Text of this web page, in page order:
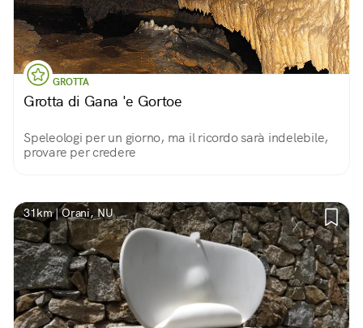
GROTTA
Grotta di Gana 'e Gortoe
Speleologi per un giorno, ma il ricordo sarà indelebile,
provare per credere
31km | Orani, NU